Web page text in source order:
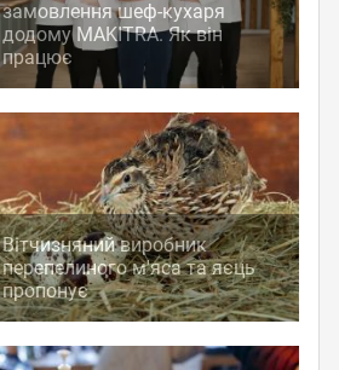
замовлення шеф-кухаря
додому MAKITRA. Як він
працює
Вітчизняний виробник
перепелиного м'яса та яєць
пропонує